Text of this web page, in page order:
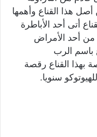
هذا القناع وأهمها
أتى أحد الأباطرة
من أحد الأمراض
باسم الرب
بهذا القناع رقصة
سنويا.